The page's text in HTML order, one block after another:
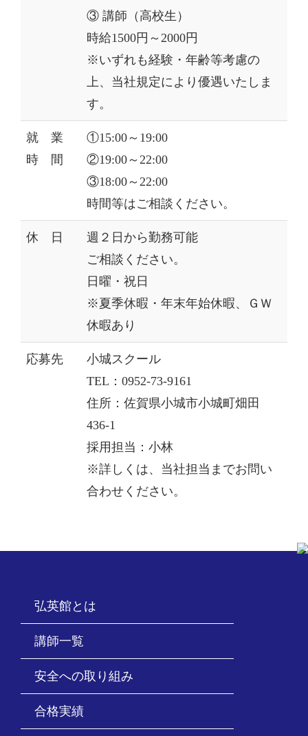
③ 講師（高校生）
時給1500円～2000円
※いずれも経験・年齢等考慮の
上、当社規定により優遇いたしま
す。
就 業
時 間
①15:00～19:00
②19:00～22:00
③18:00～22:00
時間等はご相談ください。
休 日
週２日から勤務可能
ご相談ください。
日曜・祝日
※夏季休暇・年末年始休暇、ＧＷ
休暇あり
応募先
小城スクール
TEL：0952-73-9161
住所：佐賀県小城市小城町畑田
436-1
採用担当：小林
※詳しくは、当社担当までお問い
合わせください。
弘英館とは
講師一覧
安全への取り組み
合格実績